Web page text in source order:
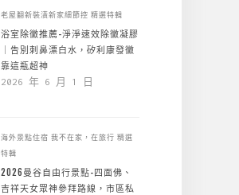
老屋翻新裝潢新家細節控 精選特輯
浴室除黴推薦-淨淨速效除黴凝膠
｜告別刺鼻漂白水，矽利康發黴
靠這瓶超神
2026 年 6 月 1 日
海外景點住宿 我不在家，在旅行 精選
特輯
2026曼谷自由行景點-四面佛、
吉祥天女眾神參拜路線，市區私